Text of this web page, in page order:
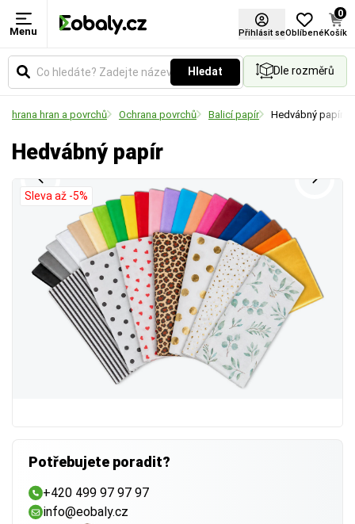
Menu Přihlásit seOblíbené
0
Košík
Hledat Dle rozměrů
Ochrana hran a povrchů Ochrana povrchů Balicí papír Hedvábný papír
Hedvábný papír
Potřebujete poradit?
+420 499 97 97 97
info@eobaly.cz
Sleva až -5%
Barva
Vyberte si barevné provedení obalů a balicích
Certifikace FSC®